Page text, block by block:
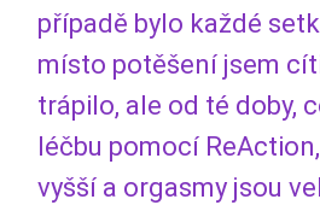
případě bylo každé
místo potěšení jsem
trápilo, ale od té doby,
léčbu pomocí
vyšší a orgasmy jsou